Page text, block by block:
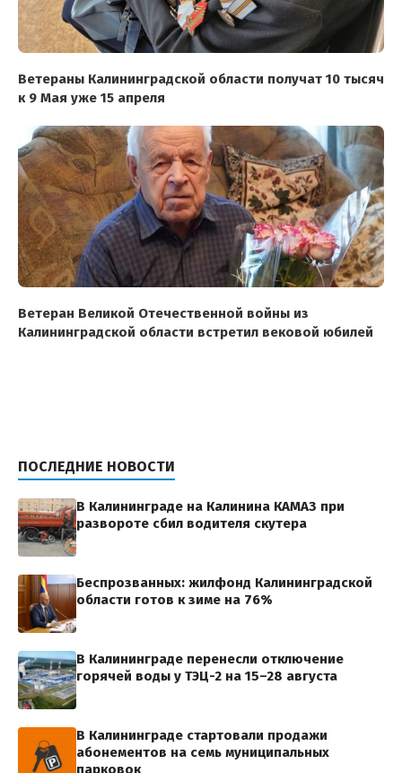
Ветераны Калининградской области получат 10 тысяч
к 9 Мая уже 15 апреля
Ветеран Великой Отечественной войны из
Калининградской области встретил вековой юбилей
ПОСЛЕДНИЕ НОВОСТИ
В Калининграде на Калинина КАМАЗ при
развороте сбил водителя скутера
Беспрозванных: жилфонд Калининградской
области готов к зиме на 76%
В Калининграде перенесли отключение
горячей воды у ТЭЦ-2 на 15–28 августа
В Калининграде стартовали продажи
абонементов на семь муниципальных
парковок